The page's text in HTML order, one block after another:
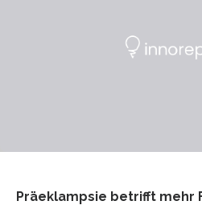
Präeklampsie betrifft mehr